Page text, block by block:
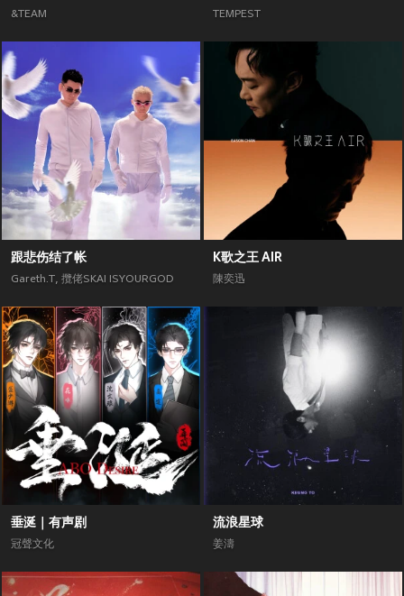
&TEAM TEMPEST
跟悲伤结了帐
Gareth.T, 攬佬SKAI ISYOURGOD
K歌之王 AIR
陳奕迅
垂涎｜有声剧
冠聲文化
流浪星球
姜濤